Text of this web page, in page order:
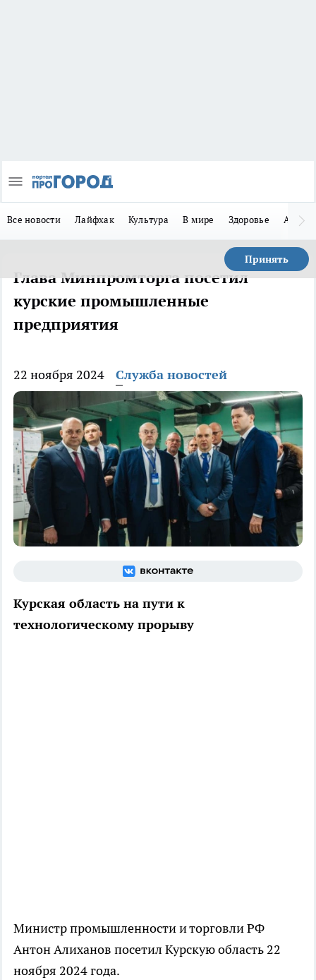
Все новости Лайфхак Культура В мире Здоровье Авто
Принять
Глава Минпромторга посетил
курские промышленные
предприятия
22 ноября 2024 Служба новостей
Курская область на пути к
технологическому прорыву
Министр промышленности и торговли РФ
Антон Алиханов посетил Курскую область 22
ноября 2024 года.